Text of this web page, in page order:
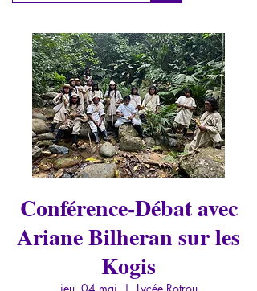
Conférence-Débat avec
Ariane Bilheran sur les
Kogis
jeu. 04 mai
  |
Lycée Rotrou